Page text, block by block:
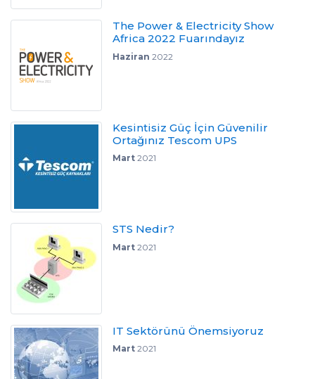
The Power & Electricity Show
Africa 2022 Fuarındayız
Haziran 2022
Kesintisiz Güç İçin Güvenilir
Ortağınız Tescom UPS
Mart2021
STS Nedir?
Mart2021
IT Sektörünü Önemsiyoruz
Mart2021